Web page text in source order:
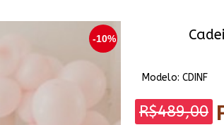
-10%
Modelo: CDINF
R$489,00